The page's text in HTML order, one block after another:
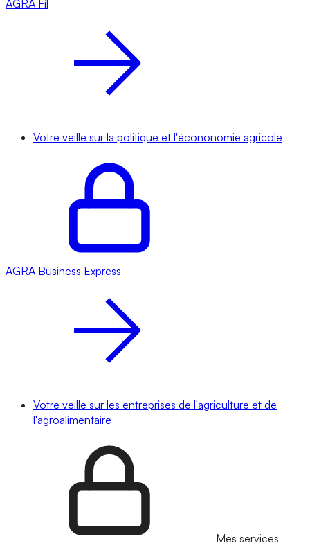
AGRA Fil
Votre veille sur la politique et l'écononomie agricole
AGRA Business Express
Votre veille sur les entreprises de l'agriculture et de
l'agroalimentaire
Mes services